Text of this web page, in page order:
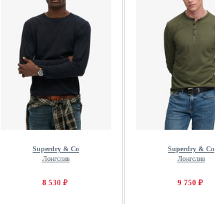
Superdry & Co
Лонгслив
8 530 ₽
Superdry & Co
Лонгслив
9 750 ₽